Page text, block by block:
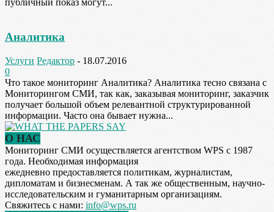
публичный показ могут...
Аналитика
Услуги Редактор - 18.07.2016
0
Что такое мониторинг Аналитика? Аналитика тесно связана с
Мониторингом СМИ, так как, заказывая мониторинг, заказчик
получает большой объем релевантной структурированной
информации. Часто она бывает нужна...
О НАС
Мониторинг СМИ осуществляется агентством WPS с 1987
года. Необходимая информация
ежедневно предоставляется политикам, журналистам,
дипломатам и бизнесменам. А так же общественным, научно-
исследовательским и гуманитарным организациям.
Свяжитесь с нами: info@wps.ru